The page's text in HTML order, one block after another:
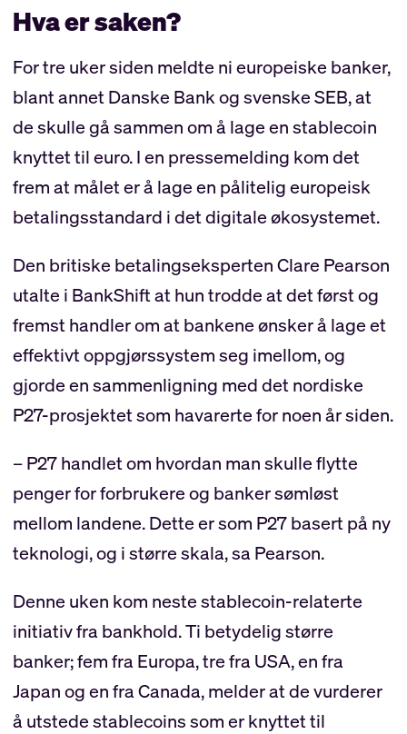
Hva er saken?
For tre uker siden meldte ni europeiske banker,
blant annet Danske Bank og svenske SEB, at
de skulle gå sammen om å lage en stablecoin
knyttet til euro. I en pressemelding kom det
frem at målet er å lage en pålitelig europeisk
betalingsstandard i det digitale økosystemet.
Den britiske betalingseksperten Clare Pearson
utalte i BankShift at hun trodde at det først og
fremst handler om at bankene ønsker å lage et
effektivt oppgjørssystem seg imellom, og
gjorde en sammenligning med det nordiske
P27-prosjektet som havarerte for noen år siden.
– P27 handlet om hvordan man skulle flytte
penger for forbrukere og banker sømløst
mellom landene. Dette er som P27 basert på ny
teknologi, og i større skala, sa Pearson.
Denne uken kom neste stablecoin-relaterte
initiativ fra bankhold. Ti betydelig større
banker; fem fra Europa, tre fra USA, en fra
Japan og en fra Canada, melder at de vurderer
å utstede stablecoins som er knyttet til